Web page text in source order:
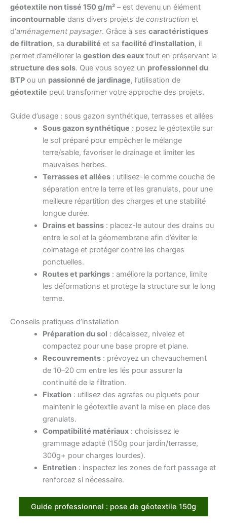
géotextile non tissé 150 g/m² – est devenu un élément
incontournable dans divers projets de construction et
d’aménagement paysager. Grâce à ses caractéristiques
de filtration, sa durabilité et sa facilité d’installation, il
permet d’améliorer la gestion des eaux tout en préservant la
structure des sols. Que vous soyez un professionnel du
BTP ou un passionné de jardinage, l’utilisation de
géotextile peut transformer votre approche des projets.
Guide d’usage : sous gazon synthétique, terrasses et allées
Sous gazon synthétique : posez le géotextile sur
le sol préparé pour empêcher le mélange
terre/sable, favoriser le drainage et limiter les
mauvaises herbes.
Terrasses et allées: utilisez-le comme couche de
séparation entre la terre et les granulats, pour une
meilleure répartition des charges et une stabilité
longue durée.
Drains et bassins: placez-le autour des drains ou
entre le sol et la géomembrane afin d’éviter le
colmatage et protéger contre les charges
ponctuelles.
Routes et parkings: améliore la portance, limite
les déformations et protège la structure sur le long
terme.
Conseils pratiques d’installation
Préparation du sol : décaissez, nivelez et
compactez pour une base propre et plane.
Recouvrements: prévoyez un chevauchement
de 10–20 cm entre les lés pour assurer la
continuité de la filtration.
Fixation: utilisez des agrafes ou piquets pour
maintenir le géotextile avant la mise en place des
granulats.
Compatibilité matériaux: choisissez le
grammage adapté (150g pour jardin/terrasse,
300g+ pour charges lourdes).
Entretien: inspectez les zones de fort passage et
renforcez si nécessaire.
Guide professionnel : pose de géotextile 150g